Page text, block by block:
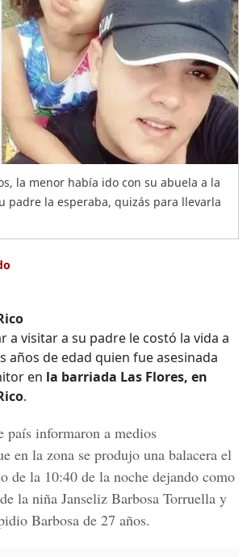
la menor había ido con su abuela a la
padre la esperaba, quizás para llevarla
a visitar a su padre le costó la vida a
años de edad quien fue asesinada
en la barriada Las Flores, en
.
país informaron a medios
en la zona se produjo una balacera el
de la 10:40 de la noche dejando como
la niña Janseliz Barbosa Torruella y
Barbosa de 27 años.